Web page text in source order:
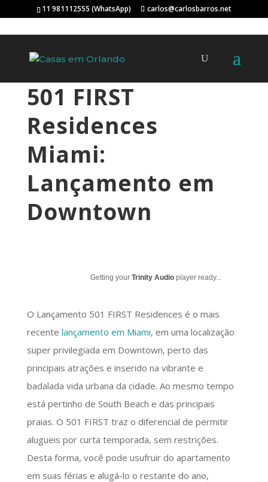
11 981112555 (WhatsApp) carlos@carlosbarros.net
501 FIRST
Residences
Miami:
Lançamento em
Downtown
Getting your Trinity Audioplayer ready...
O Lançamento 501 FIRST Residences é o mais
recente lançamento em Miami, em uma localização
super privilegiada em Downtown, perto das
principais atrações e inserido na vibrante e
badalada vida urbana da cidade. Ao mesmo tempo
está pertinho de South Beach e das principais
praias. O 501 FIRST traz o diferencial de permitir
alugueis por curta temporada, sem restrições.
Desta forma, você pode usufruir do apartamento
em suas férias e alugá-lo o restante do ano,